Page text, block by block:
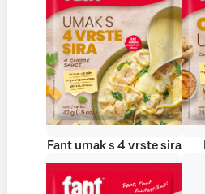
Fant umak s 4 vrste sira